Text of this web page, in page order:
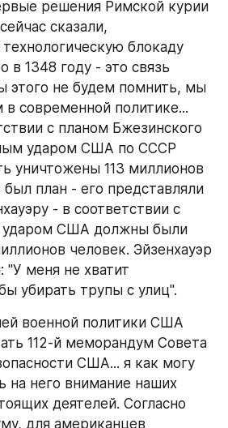
решения Римской курии
сказали,
блокаду
в 1348 году - это связь
этого не будем помнить, мы
современной политике...
с планом Бжезинского
ударом США по СССР
уничтожены 113 миллионов
был план - его представляли
- в соответствии с
США должны были
человек. Эйзенхауэр
"У меня не хватит
убирать трупы с улиц".
военной политики США
112-й меморандум Совета
США... я как могу
на него внимание наших
деятелей. Согласно
для американцев